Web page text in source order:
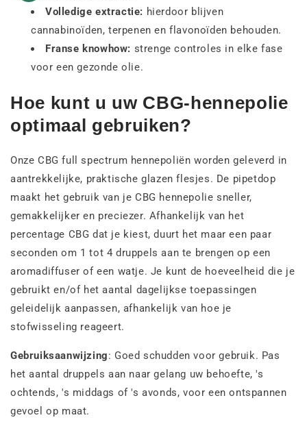
Volledige extractie: hierdoor blijven
cannabinoïden, terpenen en flavonoïden behouden.
Franse knowhow: strenge controles in elke fase
voor een gezonde olie.
Hoe kunt u uw CBG-hennepolie
optimaal gebruiken?
Onze CBG full spectrum hennepoliën worden geleverd in
aantrekkelijke, praktische glazen flesjes. De pipetdop
maakt het gebruik van je CBG hennepolie sneller,
gemakkelijker en preciezer. Afhankelijk van het
percentage CBG dat je kiest, duurt het maar een paar
seconden om 1 tot 4 druppels aan te brengen op een
aromadiffuser of een watje. Je kunt de hoeveelheid die je
gebruikt en/of het aantal dagelijkse toepassingen
geleidelijk aanpassen, afhankelijk van hoe je
stofwisseling reageert.
Gebruiksaanwijzing: Goed schudden voor gebruik. Pas
het aantal druppels aan naar gelang uw behoefte, 's
ochtends, 's middags of 's avonds, voor een ontspannen
gevoel op maat.